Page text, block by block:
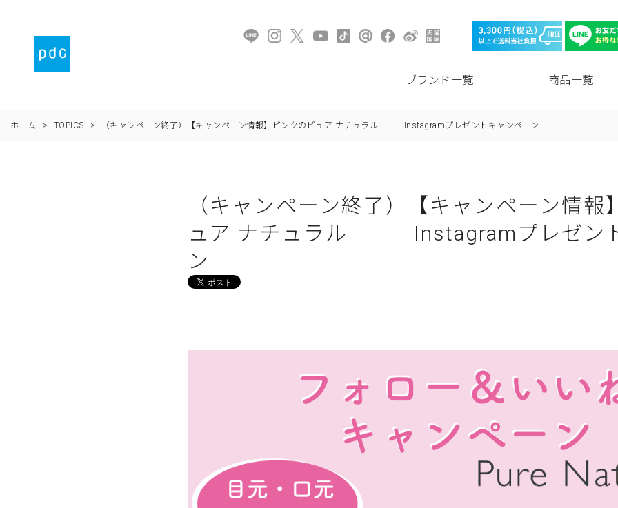
ブランド一覧 商品一覧
ホーム > TOPICS > （キャンペーン終了）【キャンペーン情報】ピンクのピュア ナチュラル Instagramプレゼントキャンペーン
（キャンペーン終了）【キャンペーン情報
ュア ナチュラル Instagramプレゼン
ン